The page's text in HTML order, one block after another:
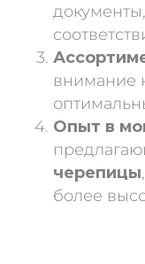
внимание
Опыт в
черепицы
более